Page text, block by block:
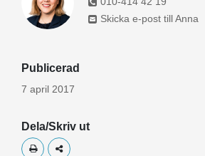
Skicka e-post till Anna
Publicerad
7 april 2017
Dela/Skriv ut
Skriv utDela